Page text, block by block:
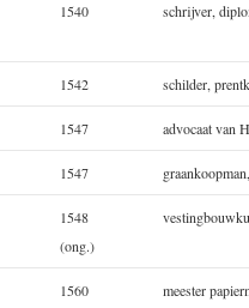
1540 schrijver,
1542 schilder,
1547 advocaat van
1547
1548
(ong.)
1560
meester